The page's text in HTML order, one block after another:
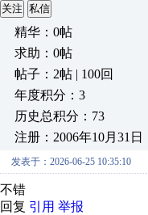
关注 私信
精华：0帖
求助：0帖
帖子：2帖 | 100回
年度积分：3
历史总积分：73
注册：2006年10月31日
发表于：2026-06-25 10:35:10
不错
回复 引用 举报